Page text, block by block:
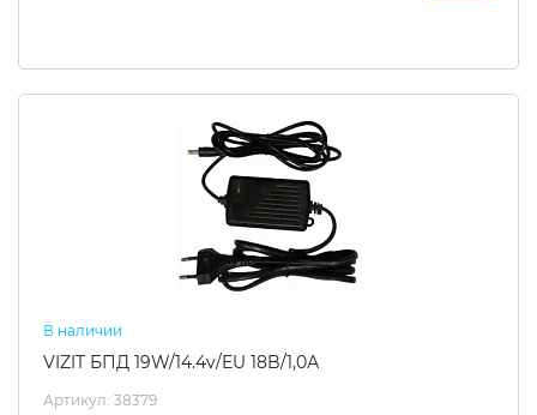
В наличии
VIZIT БПД 19W/14.4v/EU 18B/1,0А
Артикул: 38379